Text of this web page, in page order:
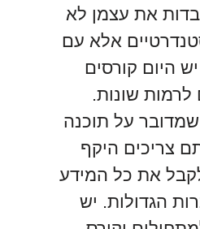
את עצמן לא
אלא עם
יש היום קורסים
שונות.
על תוכנה
צריכים היקף
את כל המידע
הגדולות. יש